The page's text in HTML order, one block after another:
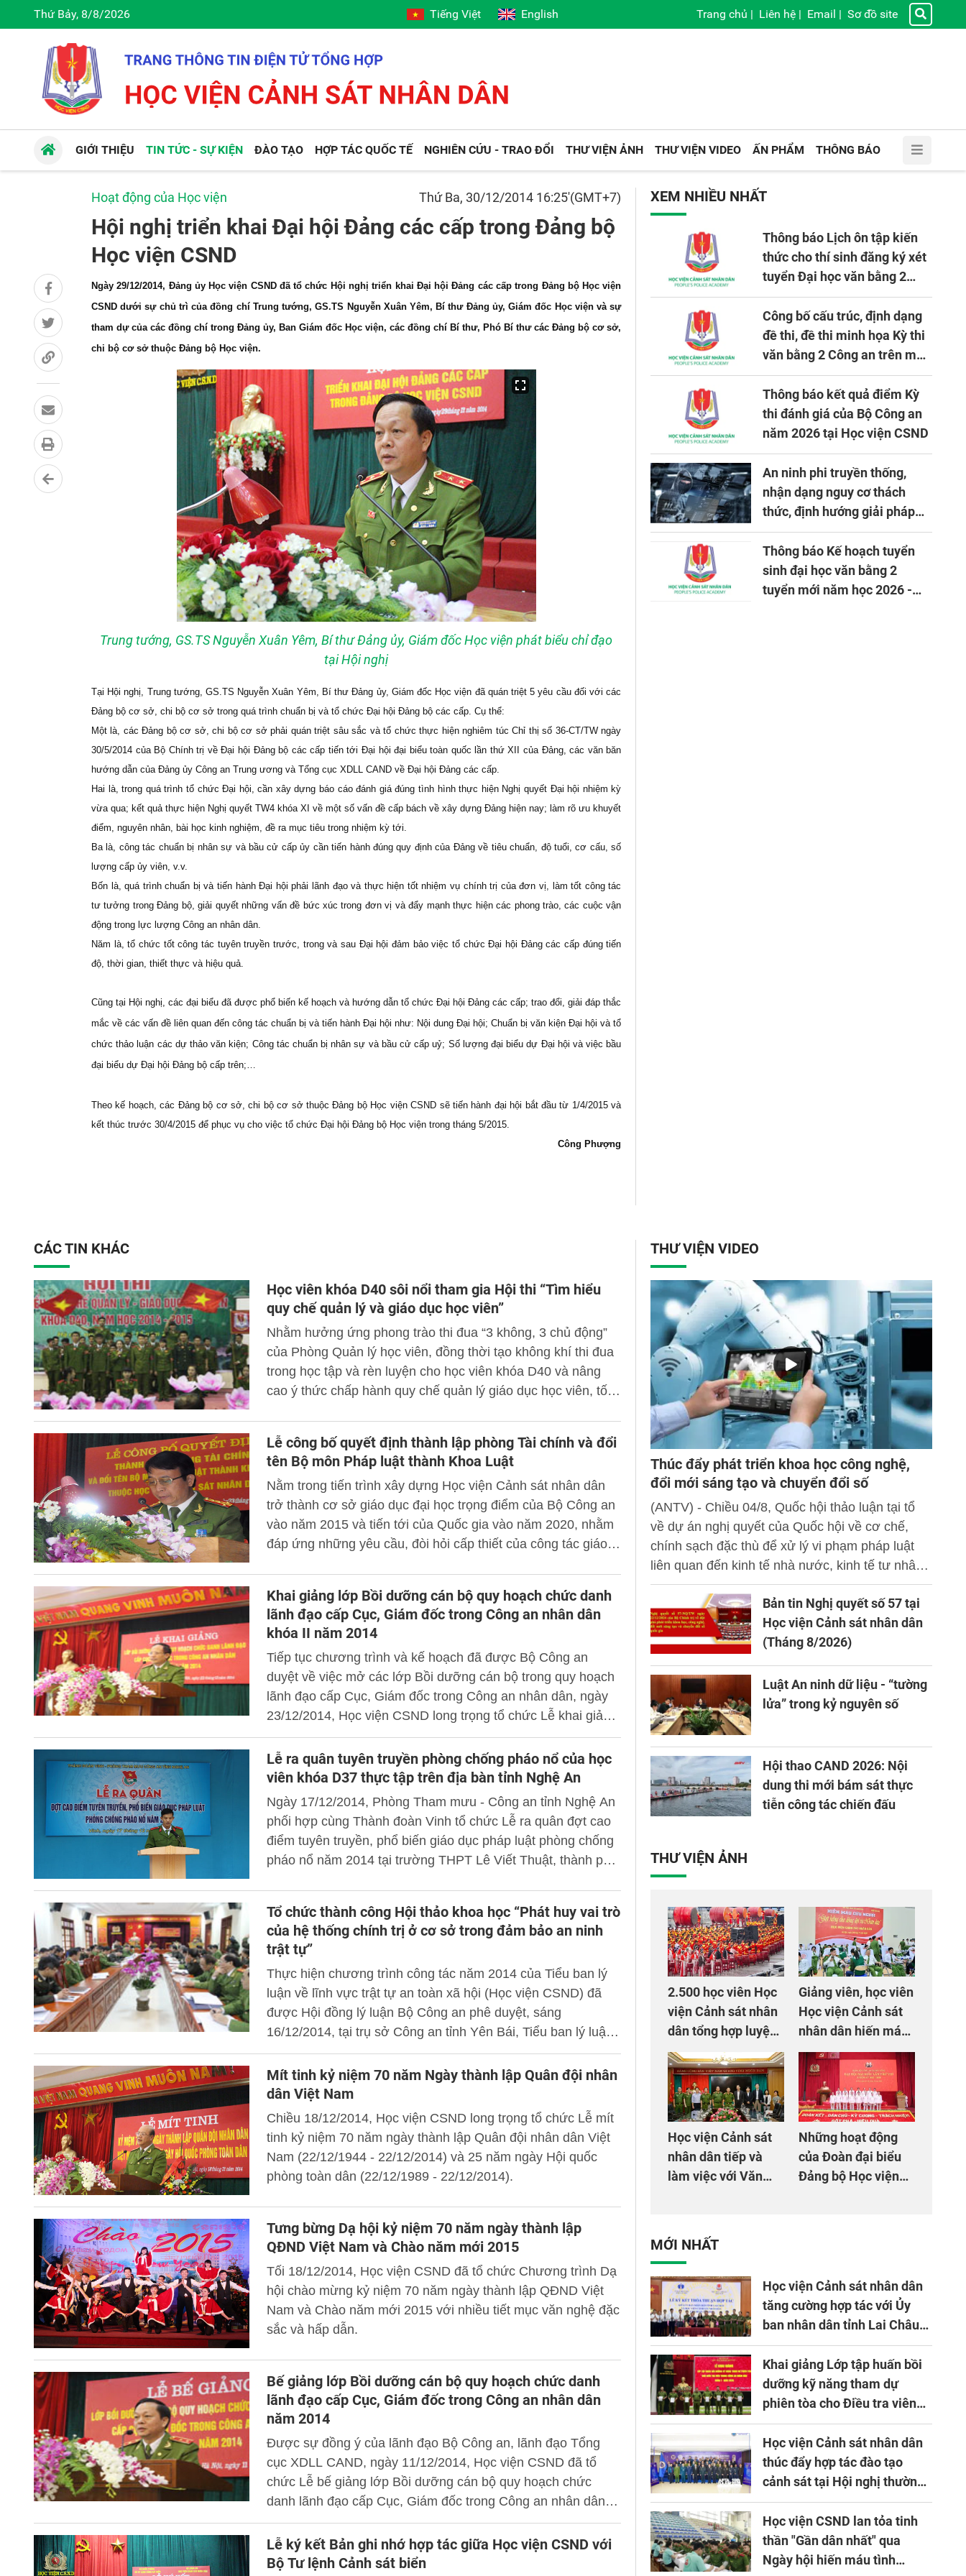
Thứ Bảy, 8/8/2026 Tiếng Việt English Trang chủ | Liên hệ | Email | Sơ đồ site
GIỚI THIỆU TIN TỨC - SỰ KIỆN ĐÀO TẠO HỢP TÁC QUỐC TẾ NGHIÊN CỨU - TRAO ĐỔI THƯ VIỆN ẢNH THƯ VIỆN VIDEO ẤN PHẨM THÔNG BÁO
Hoạt động của Học viện Thứ Ba, 30/12/2014 16:25'(GMT+7)
Hội nghị triển khai Đại hội Đảng các cấp trong Đảng bộ
Học viện CSND
Ngày 29/12/2014, Đảng ủy Học viện CSND đã tổ chức Hội nghị triển khai Đại hội Đảng các cấp trong Đảng bộ Học viện
CSND dưới sự chủ trì của đồng chí Trung tướng, GS.TS Nguyễn Xuân Yêm, Bí thư Đảng ủy, Giám đốc Học viện và sự
tham dự của các đồng chí trong Đảng ủy, Ban Giám đốc Học viện, các đồng chí Bí thư, Phó Bí thư các Đảng bộ cơ sở,
chi bộ cơ sở thuộc Đảng bộ Học viện.
Trung tướng, GS.TS Nguyễn Xuân Yêm, Bí thư Đảng ủy, Giám đốc Học viện phát biểu chỉ đạo
tại Hội nghị
Tại Hội nghị, Trung tướng, GS.TS Nguyễn Xuân Yêm, Bí thư Đảng ủy, Giám đốc Học viện đã quán triệt 5 yêu cầu đối với các
Đảng bộ cơ sở, chi bộ cơ sở trong quá trình chuẩn bị và tổ chức Đại hội Đảng bộ các cấp. Cụ thể:
Một là, các Đảng bộ cơ sở, chi bộ cơ sở phải quán triệt sâu sắc và tổ chức thực hiện nghiêm túc Chỉ thị số 36-CT/TW ngày
30/5/2014 của Bộ Chính trị về Đại hội Đảng bộ các cấp tiến tới Đại hội đại biểu toàn quốc lần thứ XII của Đảng, các văn băn
hướng dẫn của Đảng ủy Công an Trung ương và Tổng cục XDLL CAND về Đại hội Đảng các cấp.
Hai là, trong quá trình tổ chức Đại hội, cần xây dựng báo cáo đánh giá đúng tình hình thực hiện Nghị quyết Đại hội nhiệm kỳ
vừa qua; kết quả thực hiện Nghị quyết TW4 khóa XI về một số vấn đề cấp bách về xây dựng Đảng hiện nay; làm rõ ưu khuyết
điểm, nguyên nhân, bài học kinh nghiệm, đề ra mục tiêu trong nhiệm kỳ tới.
Ba là, công tác chuẩn bị nhân sự và bầu cử cấp ủy cần tiến hành đúng quy định của Đảng về tiêu chuẩn, độ tuổi, cơ cấu, số
lượng cấp ủy viên, v.v.
Bốn là, quá trình chuẩn bị và tiến hành Đại hội phải lãnh đạo và thực hiện tốt nhiệm vụ chính trị của đơn vị, làm tốt công tác
tư tưởng trong Đảng bộ, giải quyết những vấn đề bức xúc trong đơn vị và đẩy mạnh thực hiện các phong trào, các cuộc vận
động trong lực lượng Công an nhân dân.
Năm là, tổ chức tốt công tác tuyên truyền trước, trong và sau Đại hội đảm bảo việc tổ chức Đại hội Đảng các cấp đúng tiến
độ, thời gian, thiết thực và hiệu quả.
Cũng tại Hội nghị, các đại biểu đã được phổ biến kế hoạch và hướng dẫn tổ chức Đại hội Đảng các cấp; trao đổi, giải đáp thắc
mắc về các vấn đề liên quan đến công tác chuẩn bị và tiến hành Đại hội như: Nội dung Đại hội; Chuẩn bị văn kiện Đại hội và tổ
chức thảo luận các dự thảo văn kiện; Công tác chuẩn bị nhân sự và bầu cử cấp uỷ; Số lượng đại biểu dự Đại hội và việc bầu
đại biểu dự Đại hội Đảng bộ cấp trên;…
Theo kế hoạch, các Đảng bộ cơ sở, chi bộ cơ sở thuộc Đảng bộ Học viện CSND sẽ tiến hành đại hội bắt đầu từ 1/4/2015 và
kết thúc trước 30/4/2015 để phục vụ cho việc tổ chức Đại hội Đảng bộ Học viện trong tháng 5/2015.
Công Phượng
XEM NHIỀU NHẤT
Thông báo Lịch ôn tập kiến
thức cho thí sinh đăng ký xét
tuyển Đại học văn bằng 2
tuyển mới, mở tại Học viện
CSND năm học 2026 - 2027
Công bố cấu trúc, định dạng
đề thi, đề thi minh họa Kỳ thi
văn bằng 2 Công an trên máy
tính
Thông báo kết quả điểm Kỳ
thi đánh giá của Bộ Công an
năm 2026 tại Học viện CSND
An ninh phi truyền thống,
nhận dạng nguy cơ thách
thức, định hướng giải pháp
đảm bảo an ninh quốc gia
trong tình hình hiện nay
Thông báo Kế hoạch tuyển
sinh đại học văn bằng 2
tuyển mới năm học 2026 -
CÁC TIN KHÁC
Học viên khóa D40 sôi nổi tham gia Hội thi “Tìm hiểu
quy chế quản lý và giáo dục học viên”
Nhằm hưởng ứng phong trào thi đua “3 không, 3 chủ động”
của Phòng Quản lý học viên, đồng thời tạo không khí thi đua
trong học tập và rèn luyện cho học viên khóa D40 và nâng
cao ý thức chấp hành quy chế quản lý giáo dục học viên, tối
thi “Tìm hiểu quy chế quản lý và giáo dục học viên” cho học
viên khóa D40.
Lễ công bố quyết định thành lập phòng Tài chính và đổi
tên Bộ môn Pháp luật thành Khoa Luật
Nằm trong tiến trình xây dựng Học viện Cảnh sát nhân dân
trở thành cơ sở giáo dục đại học trọng điểm của Bộ Công an
vào năm 2015 và tiến tới của Quốc gia vào năm 2020, nhằm
đáp ứng những yêu cầu, đòi hỏi cấp thiết của công tác giáo
Bộ trưởng Bộ công an về việc thành lập phòng Tài chính và
quyết định đổi tên Bộ môn Pháp luật thành Khoa Luật thuộc
Học viện CSND.
Khai giảng lớp Bồi dưỡng cán bộ quy hoạch chức danh
lãnh đạo cấp Cục, Giám đốc trong Công an nhân dân
khóa II năm 2014
Tiếp tục chương trình và kế hoạch đã được Bộ Công an
duyệt về việc mở các lớp Bồi dưỡng cán bộ trong quy hoạch
lãnh đạo cấp Cục, Giám đốc trong Công an nhân dân, ngày
23/12/2014, Học viện CSND long trọng tổ chức Lễ khai giảng
lớp Bồi dưỡng quy hoạch chức danh cấp Cục, Giám đốc
trong Công an nhân dân khóa II năm 2014.
Lễ ra quân tuyên truyền phòng chống pháo nổ của học
viên khóa D37 thực tập trên địa bàn tỉnh Nghệ An
Ngày 17/12/2014, Phòng Tham mưu - Công an tỉnh Nghệ An
phối hợp cùng Thành đoàn Vinh tổ chức Lễ ra quân đợt cao
điểm tuyên truyền, phổ biến giáo dục pháp luật phòng chống
pháo nổ năm 2014 tại trường THPT Lê Viết Thuật, thành phố
Tổ chức thành công Hội thảo khoa học “Phát huy vai trò
của hệ thống chính trị ở cơ sở trong đảm bảo an ninh
trật tự”
Thực hiện chương trình công tác năm 2014 của Tiểu ban lý
luận về lĩnh vực trật tự an toàn xã hội (Học viện CSND) đã
được Hội đồng lý luận Bộ Công an phê duyệt, sáng
16/12/2014, tại trụ sở Công an tỉnh Yên Bái, Tiểu ban lý luận
về lĩnh vực trật tự an toàn xã hội phối hợp với Công an tỉnh
Yên Bái tổ chức Hội thảo khoa học “Phát huy vai trò của hệ
thống chính trị ở cơ sở trong đảm bảo an ninh trật tự”.
Mít tinh kỷ niệm 70 năm Ngày thành lập Quân đội nhân
dân Việt Nam
Chiều 18/12/2014, Học viện CSND long trọng tổ chức Lễ mít
tinh kỷ niệm 70 năm ngày thành lập Quân đội nhân dân Việt
Nam (22/12/1944 - 22/12/2014) và 25 năm ngày Hội quốc
phòng toàn dân (22/12/1989 - 22/12/2014).
Tưng bừng Dạ hội kỷ niệm 70 năm ngày thành lập
QĐND Việt Nam và Chào năm mới 2015
Tối 18/12/2014, Học viện CSND đã tổ chức Chương trình Dạ
hội chào mừng kỷ niệm 70 năm ngày thành lập QĐND Việt
Nam và Chào năm mới 2015 với nhiều tiết mục văn nghệ đặc
sắc và hấp dẫn.
Bế giảng lớp Bồi dưỡng cán bộ quy hoạch chức danh
lãnh đạo cấp Cục, Giám đốc trong Công an nhân dân
năm 2014
Được sự đồng ý của lãnh đạo Bộ Công an, lãnh đạo Tổng
cục XDLL CAND, ngày 11/12/2014, Học viện CSND đã tổ
chức Lễ bế giảng lớp Bồi dưỡng cán bộ quy hoạch chức
danh lãnh đạo cấp Cục, Giám đốc trong Công an nhân dân -
khóa 1 năm 2014.
Lễ ký kết Bản ghi nhớ hợp tác giữa Học viện CSND với
Bộ Tư lệnh Cảnh sát biển
THƯ VIỆN VIDEO
Thúc đẩy phát triển khoa học công nghệ,
đổi mới sáng tạo và chuyển đổi số
(ANTV) - Chiều 04/8, Quốc hội thảo luận tại tổ
về dự án nghị quyết của Quốc hội về cơ chế,
chính sạch đặc thù để xử lý vi phạm pháp luật
liên quan đến kinh tế nhà nước, kinh tế tư nhân
và ứng dụng khoa học công nghệ, đổi mới sáng
tạo và chuyển đổi số.Bản tin Nghị quyết số 57 tại
Học viện Cảnh sát nhân dân
(Tháng 8/2026)
Luật An ninh dữ liệu - “tường
lửa” trong kỷ nguyên số
Hội thao CAND 2026: Nội
dung thi mới bám sát thực
tiễn công tác chiến đấu
THƯ VIỆN ẢNH
2.500 học viên Học
viện Cảnh sát nhân
dân tổng hợp luyện
màn Trống hội chào
mừng Đại hội Đảng
Giảng viên, học viên
Học viện Cảnh sát
nhân dân hiến máu
giúp dân và đồng
đội
Học viện Cảnh sát
nhân dân tiếp và
làm việc với Văn
Bản tại Việt Nam
Những hoạt động
của Đoàn đại biểu
Đảng bộ Học viện
- 2030
MỚI NHẤT
Học viện Cảnh sát nhân dân
tăng cường hợp tác với Ủy
ban nhân dân tỉnh Lai Châu
về ứng dụng khoa học công
nghệ trong lĩnh vực đấu tranh
phòng, chống tội phạm
Khai giảng Lớp tập huấn bồi
dưỡng kỹ năng tham dự
phiên tòa cho Điều tra viên
khóa 1 năm 2026
Học viện Cảnh sát nhân dân
thúc đẩy hợp tác đào tạo
cảnh sát tại Hội nghị thường
niên lần thứ 10 của Hiệp hội
APTA
Học viện CSND lan tỏa tinh
thần "Gần dân nhất" qua
Ngày hội hiến máu tình